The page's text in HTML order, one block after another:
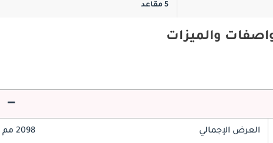
5 مقاعد
العرض الإجمالي 2098 مم